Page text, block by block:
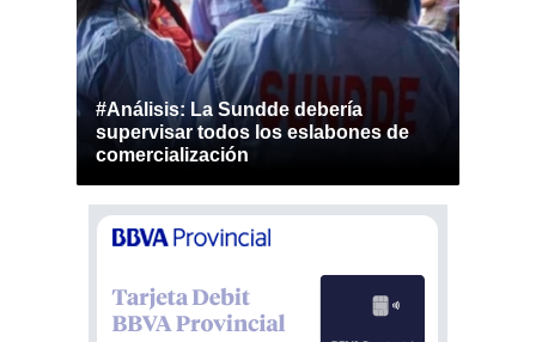
#Análisis: La Sundde debería
supervisar todos los eslabones de
comercialización